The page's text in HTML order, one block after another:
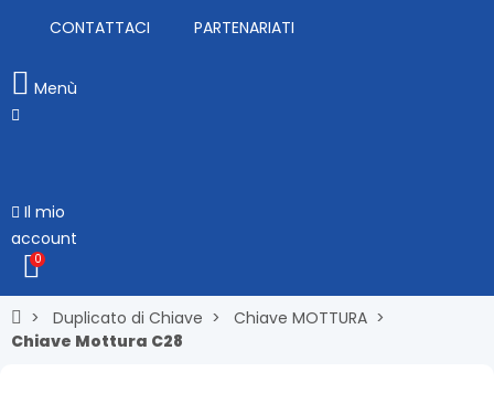
CONTATTACI PARTENARIATI
Menù
Il mio
account
0
Duplicato di Chiave
Chiave MOTTURA
Chiave Mottura C28